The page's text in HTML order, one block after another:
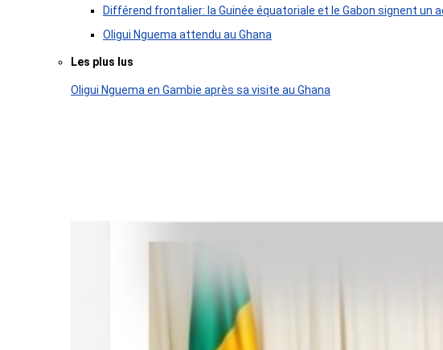
Différend frontalier: la Guinée équatoriale et le Gabon signent un
Oligui Nguema attendu au Ghana
Les plus lus
Oligui Nguema en Gambie après sa visite au Ghana